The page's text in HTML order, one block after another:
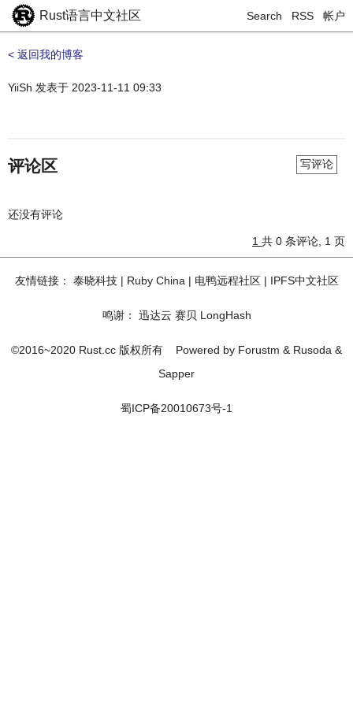
Rust语言中文社区 Search RSS 帐户
< 返回我的博客
YiiSh 发表于 2023-11-11 09:33
评论区 写评论
还没有评论
1 共 0 条评论, 1 页
友情链接： 泰晓科技| Ruby China | 电鸭远程社区| IPFS中文社区
鸣谢： 迅达云 赛贝 LongHash
©2016~2020 Rust.cc 版权所有 Powered by Forustm & Rusoda &
Sapper
蜀ICP备20010673号-1